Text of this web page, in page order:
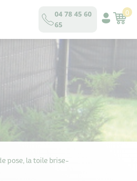
04 78 45 60
65
0
pose, la toile brise-